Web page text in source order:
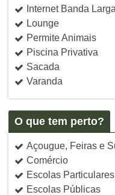
Internet Banda Larga
Lounge
Permite Animais
Piscina Privativa
Sacada
Varanda
O que tem perto?
Açougue, Feiras e
Comércio
Escolas Particulares
Escolas Públicas